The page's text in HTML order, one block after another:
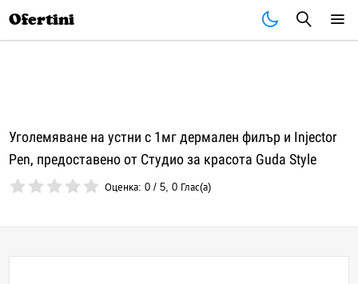
Ofertini
Уголемяване на устни с 1мг дермален филър и Injector
Pen, предоставено от Студио за красота Guda Style
Оценка:0 /5,0 Глас(а)